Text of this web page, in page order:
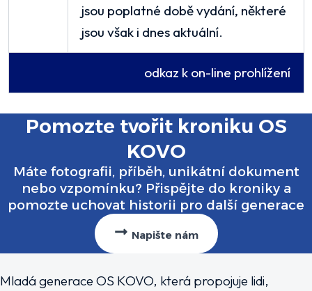
jsou poplatné době vydání, některé
jsou však i dnes aktuální.
odkaz k on-line prohlížení
Pomozte tvořit kroniku OS
KOVO
Máte fotografii, příběh, unikátní dokument
nebo vzpomínku? Přispějte do kroniky a
pomozte uchovat historii pro další generace
Napište nám
Mladá generace OS KOVO, která propojuje lidi,